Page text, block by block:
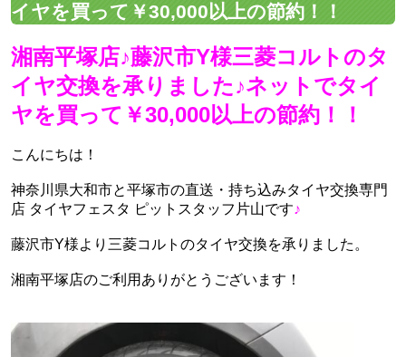
イヤを買って￥30,000以上の節約！！
湘南平塚店♪藤沢市Y様三菱コルトのタ
イヤ交換を承りました♪ネットでタイ
ヤを買って￥30,000以上の節約！！
こんにちは！
神奈川県大和市と平塚市の直送・‪‎持ち込みタイヤ交換専門
店‬ タイヤフェスタ ピットスタッフ片山です♪
藤沢市Y様より三菱コルトのタイヤ交換を承りました。
湘南平塚店のご利用ありがとうございます！